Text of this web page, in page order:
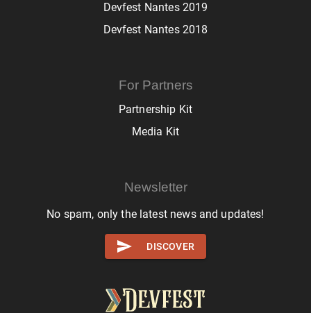
Devfest Nantes 2019
Devfest Nantes 2018
For Partners
Partnership Kit
Media Kit
Newsletter
No spam, only the latest news and updates!
DISCOVER